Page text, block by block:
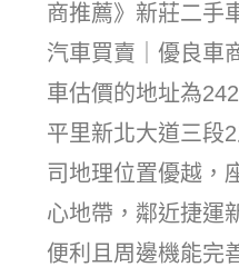
商推薦》新莊二手
汽車買賣｜優良車
車估價的地址為
平里新北大道三段
司地理位置優越，
心地帶，鄰近捷運
便利且周邊機能完